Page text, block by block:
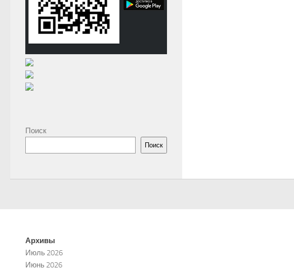
Поиск
Поиск
Архивы
Июль 2026
Июнь 2026